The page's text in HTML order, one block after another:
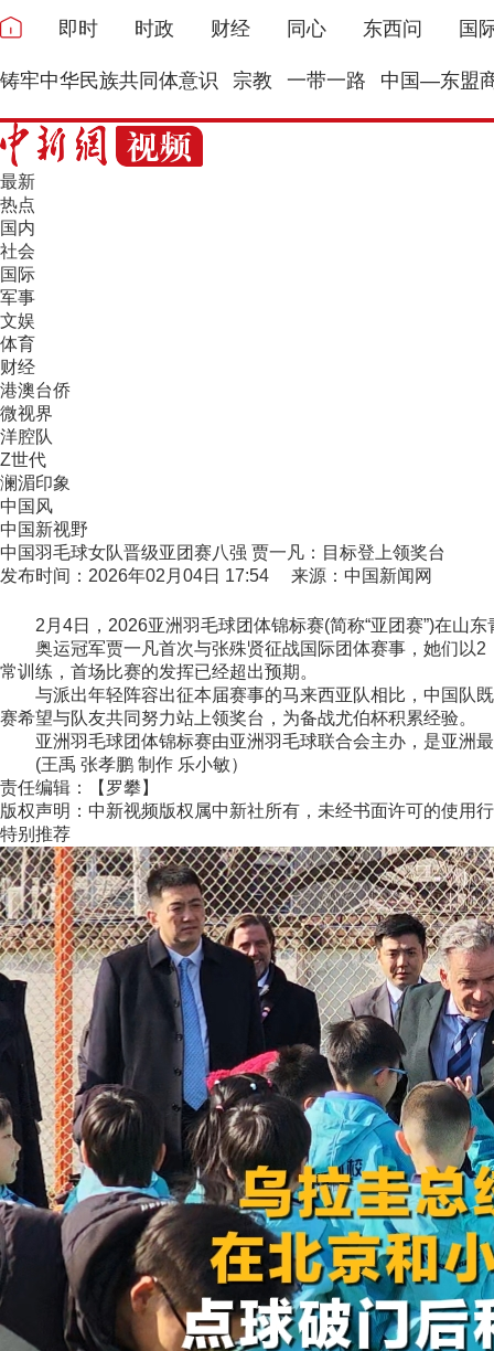
即时 时政 财经 同心 东西问 国
铸牢中华民族共同体意识 宗教 一带一路 中国—东盟
最新
热点
国内
社会
国际
军事
文娱
体育
财经
港澳台侨
微视界
洋腔队
Z世代
澜湄印象
中国风
中国新视野
中国羽毛球女队晋级亚团赛八强 贾一凡：目标登上领奖台
发布时间：2026年02月04日 17:54 来源：中国新闻网
2月4日，2026亚洲羽毛球团体锦标赛(简称“亚团赛”)在山东
奥运冠军贾一凡首次与张殊贤征战国际团体赛事，她们以2
常训练，首场比赛的发挥已经超出预期。
与派出年轻阵容出征本届赛事的马来西亚队相比，中国队既
赛希望与队友共同努力站上领奖台，为备战尤伯杯积累经验。
亚洲羽毛球团体锦标赛由亚洲羽毛球联合会主办，是亚洲最
(王禹 张孝鹏 制作 乐小敏）
责任编辑：【罗攀】
版权声明：中新视频版权属中新社所有，未经书面许可的使用
特别推荐